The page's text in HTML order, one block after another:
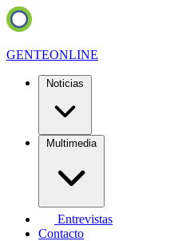
GENTEONLINE
Noticias
Multimedia
Entrevistas
Contacto